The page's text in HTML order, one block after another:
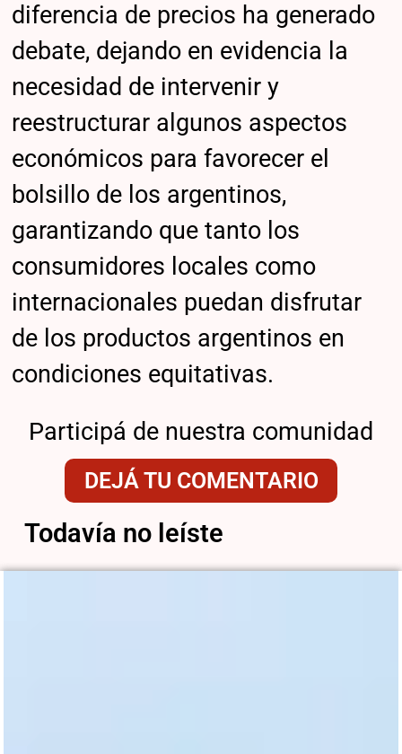
diferencia de precios ha generado
debate, dejando en evidencia la
necesidad de intervenir y
reestructurar algunos aspectos
económicos para favorecer el
bolsillo de los argentinos,
garantizando que tanto los
consumidores locales como
internacionales puedan disfrutar
de los productos argentinos en
condiciones equitativas.
Participá de nuestra comunidad
DEJÁ TU COMENTARIO
Todavía no leíste